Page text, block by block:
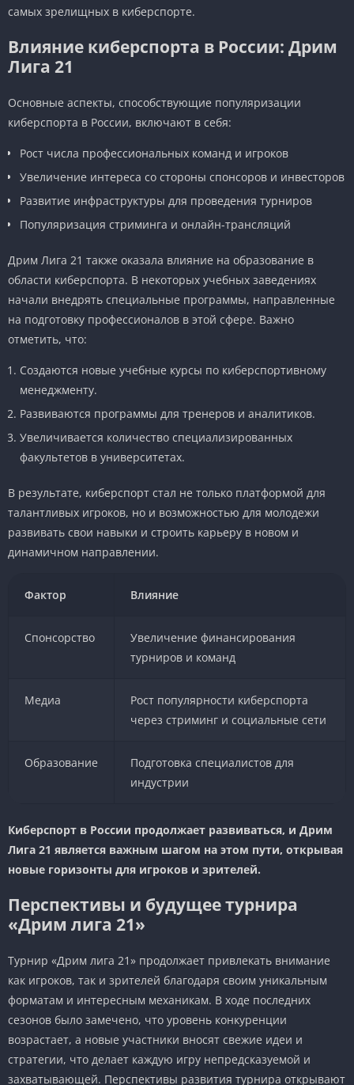
самых зрелищных в киберспорте.
Влияние киберспорта в России: Дрим
Лига 21
Основные аспекты, способствующие популяризации
киберспорта в России, включают в себя:
Рост числа профессиональных команд и игроков
Увеличение интереса со стороны спонсоров и инвесторов
Развитие инфраструктуры для проведения турниров
Популяризация стриминга и онлайн-трансляций
Дрим Лига 21 также оказала влияние на образование в
области киберспорта. В некоторых учебных заведениях
начали внедрять специальные программы, направленные
на подготовку профессионалов в этой сфере. Важно
отметить, что:
Создаются новые учебные курсы по киберспортивному
менеджменту.
Развиваются программы для тренеров и аналитиков.
Увеличивается количество специализированных
факультетов в университетах.
В результате, киберспорт стал не только платформой для
талантливых игроков, но и возможностью для молодежи
развивать свои навыки и строить карьеру в новом и
динамичном направлении.
Фактор Влияние
Спонсорство
Увеличение финансирования
турниров и команд
Медиа
Рост популярности киберспорта
через стриминг и социальные сети
Образование
Подготовка специалистов для
индустрии
Киберспорт в России продолжает развиваться, и Дрим
Лига 21 является важным шагом на этом пути, открывая
новые горизонты для игроков и зрителей.
Перспективы и будущее турнира
«Дрим лига 21»
Турнир «Дрим лига 21» продолжает привлекать внимание
как игроков, так и зрителей благодаря своим уникальным
форматам и интересным механикам. В ходе последних
сезонов было замечено, что уровень конкуренции
возрастает, а новые участники вносят свежие идеи и
стратегии, что делает каждую игру непредсказуемой и
захватывающей. Перспективы развития турнира открывают